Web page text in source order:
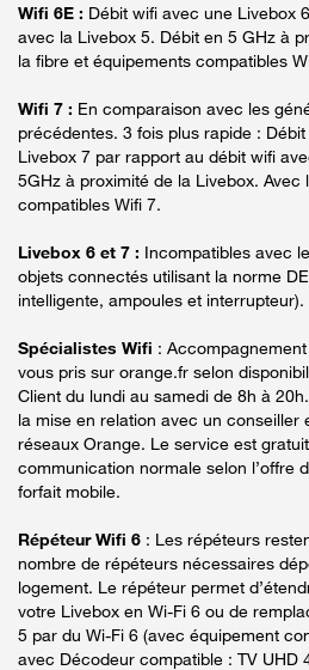
Wifi 6E : Débit wifi avec une Livebox
avec la Livebox 5. Débit en 5 GHz à
la fibre et équipements compatibles
Wifi 7 : En comparaison avec les
précédentes. 3 fois plus rapide :
Livebox 7 par rapport au débit wifi
5GHz à proximité de la Livebox. Avec
compatibles Wifi 7.
Livebox 6 et 7 : Incompatibles avec
objets connectés utilisant la norme
intelligente, ampoules et
Spécialistes Wifi :
vous pris sur orange.fr selon
Client du lundi au samedi de 8h à
la mise en relation avec un conseiller
réseaux Orange. Le service est
communication normale selon l’offre
forfait mobile.
Répéteur Wifi 6 : Les répéteurs
nombre de répéteurs nécessaires
logement. Le répéteur permet
votre Livebox en Wi-Fi 6 ou de
5 par du Wi-Fi 6 (avec équipement
avec Décodeur compatible : TV UHD